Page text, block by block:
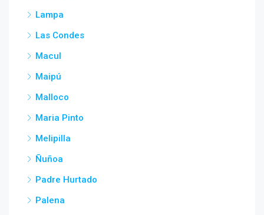
Lampa
Las Condes
Macul
Maipú
Malloco
Maria Pinto
Melipilla
Ñuñoa
Padre Hurtado
Palena